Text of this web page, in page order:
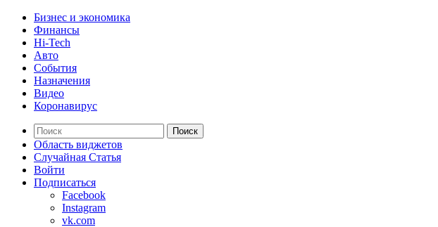
Бизнес и экономика
Финансы
Hi-Tech
Авто
События
Назначения
Видео
Коронавирус
Поиск
Область виджетов
Случайная Статья
Войти
Подписаться
Facebook
Instagram
vk.com